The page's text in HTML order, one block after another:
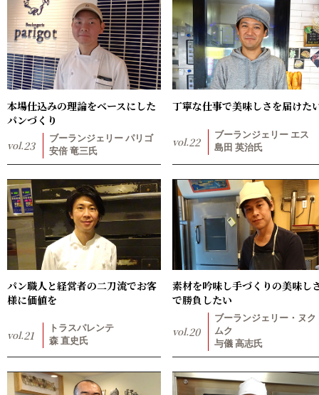
本場仕込みの理論をベースにした
パンづくり
vol.23
ブーランジェリー パリゴ
安倍 竜三氏
丁寧な仕事で美味しさを届けた
vol.22
ブーランジェリー エス
島田 英治氏
パン職人と経営者の二刀流でお客
様に価値を
vol.21
トラスパレンテ
森 直史氏
素材を吟味し手づくりの美味し
で勝負したい
vol.20
ブーランジェリー・ヌク
ムク
与儀 高志氏